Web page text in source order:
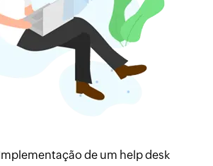
de um help desk